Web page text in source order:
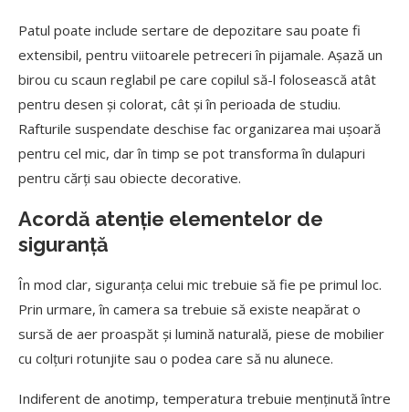
Patul poate include sertare de depozitare sau poate fi
extensibil, pentru viitoarele petreceri în pijamale. Așază un
birou cu scaun reglabil pe care copilul să-l folosească atât
pentru desen și colorat, cât și în perioada de studiu.
Rafturile suspendate deschise fac organizarea mai ușoară
pentru cel mic, dar în timp se pot transforma în dulapuri
pentru cărți sau obiecte decorative.
Acordă atenție elementelor de
siguranță
În mod clar, siguranța celui mic trebuie să fie pe primul loc.
Prin urmare, în camera sa trebuie să existe neapărat o
sursă de aer proaspăt și lumină naturală, piese de mobilier
cu colțuri rotunjite sau o podea care să nu alunece.
Indiferent de anotimp, temperatura trebuie menținută între